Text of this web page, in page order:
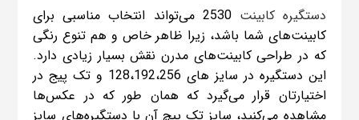
دستگیره کابینت
2530 می‌تواند انتخاب مناسبی برای
کابینت‌های شما باشد، زیرا ظاهر خاص و هم تنوع رنگی
که در طراحی کابینت‌های مدرن نقش بسیار زیادی دارد.
این دستگیره در سایز های 128،192،256 و تک پیج در
اختیارتان قرار می‌گیرد که همان طور که در عکس‌ها
مشاهده می‌کنید، سایز تک پیچ آن با دستگیره‌های سایز